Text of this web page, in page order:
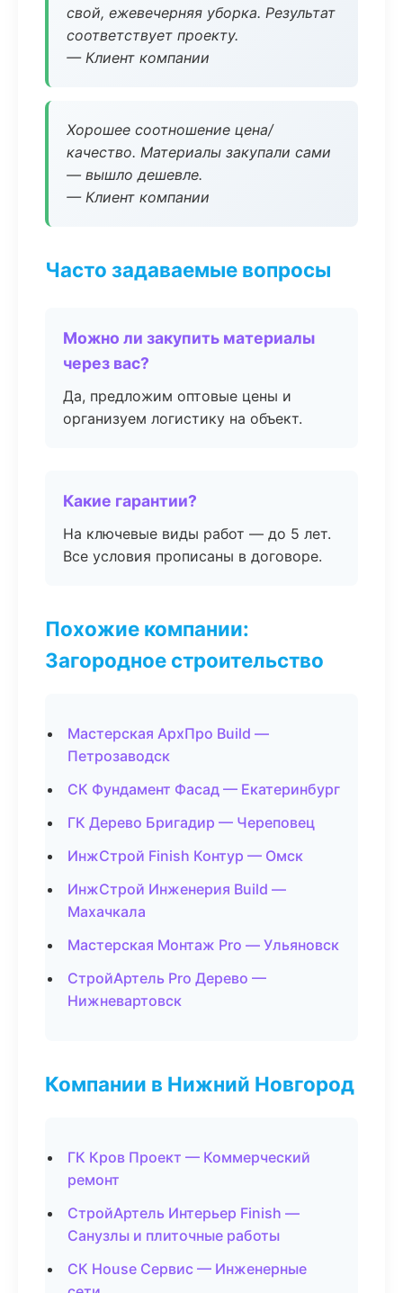
свой, ежевечерняя уборка. Результат
соответствует проекту.
— Клиент компании
Хорошее соотношение цена/
качество. Материалы закупали сами
— вышло дешевле.
— Клиент компании
Часто задаваемые вопросы
Можно ли закупить материалы
через вас?
Да, предложим оптовые цены и
организуем логистику на объект.
Какие гарантии?
На ключевые виды работ — до 5 лет.
Все условия прописаны в договоре.
Похожие компании:
Загородное строительство
Мастерская АрхПро Build —
Петрозаводск
СК Фундамент Фасад — Екатеринбург
ГК Дерево Бригадир — Череповец
ИнжСтрой Finish Контур — Омск
ИнжСтрой Инженерия Build —
Махачкала
Мастерская Монтаж Pro — Ульяновск
СтройАртель Pro Дерево —
Нижневартовск
Компании в Нижний Новгород
ГК Кров Проект — Коммерческий
ремонт
СтройАртель Интерьер Finish —
Санузлы и плиточные работы
СК House Сервис — Инженерные